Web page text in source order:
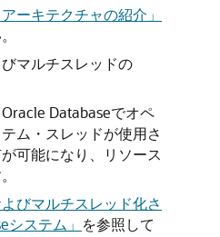
ーキテクチャの紹介」
マルチスレッドの
Databaseでオペ
ム・スレッドが使用さ
可能になり、リソース
びマルチスレッド化さ
ステム」 を参照して